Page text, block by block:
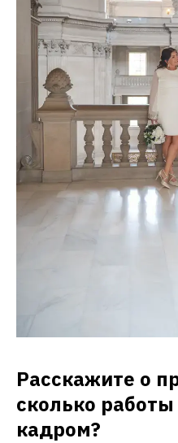
Расскажите о
сколько работы
кадром?